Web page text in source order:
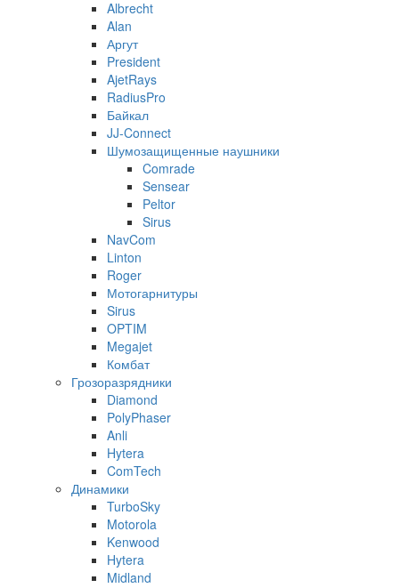
Albrecht
Alan
Аргут
President
AjetRays
RadiusPro
Байкал
JJ-Connect
Шумозащищенные наушники
Comrade
Sensear
Peltor
Sirus
NavCom
Linton
Roger
Мотогарнитуры
Sirus
OPTIM
Megajet
Комбат
Грозоразрядники
Diamond
PolyPhaser
Anli
Hytera
ComTech
Динамики
TurboSky
Motorola
Kenwood
Hytera
Midland